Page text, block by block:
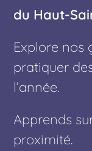
du Haut-
Explore nos
pratiquer
l’année.
Apprends
proximité.